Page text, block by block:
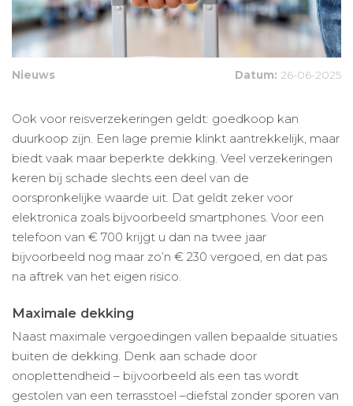
Nieuws Datum: 26-06-2025
Ook voor reisverzekeringen geldt: goedkoop kan
duurkoop zijn. Een lage premie klinkt aantrekkelijk, maar
biedt vaak maar beperkte dekking. Veel verzekeringen
keren bij schade slechts een deel van de
oorspronkelijke waarde uit. Dat geldt zeker voor
elektronica zoals bijvoorbeeld smartphones. Voor een
telefoon van € 700 krijgt u dan na twee jaar
bijvoorbeeld nog maar zo’n € 230 vergoed, en dat pas
na aftrek van het eigen risico.
Maximale dekking
Naast maximale vergoedingen vallen bepaalde situaties
buiten de dekking. Denk aan schade door
onoplettendheid – bijvoorbeeld als een tas wordt
gestolen van een terrasstoel –diefstal zonder sporen van